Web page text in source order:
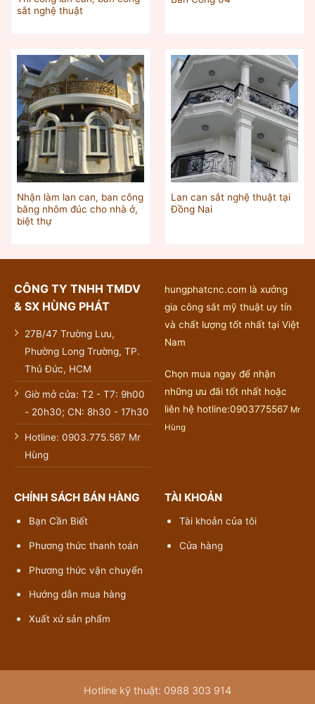
sắt nghệ thuật
Nhận làm lan can, ban công
bằng nhôm đúc cho nhà ở,
biệt thự
Lan can sắt nghệ thuật tại
Đồng Nai
CÔNG TY TNHH TMDV
& SX HÙNG PHÁT
27B/47 Trường Lưu,
Phường Long Trường, TP.
Thủ Đức, HCM
Giờ mở cửa: T2 - T7: 9h00
- 20h30; CN: 8h30 - 17h30
Hotline: 0903.775.567 Mr
Hùng
hungphatcnc.com là xưởng
gia công sắt mỹ thuật uy tín
và chất lượng tốt nhất tại Việt
Nam
Chọn mua ngay để nhận
những ưu đãi tốt nhất hoặc
liên hệ hotline:0903775567 Mr
Hùng
CHÍNH SÁCH BÁN HÀNG
Bạn Cần Biết
Phương thức thanh toán
Phương thức vận chuyển
Hướng dẫn mua hàng
Xuất xứ sản phẩm
TÀI KHOẢN
Tài khoản của tôi
Cửa hàng
Hotline kỹ thuật: 0988 303 914